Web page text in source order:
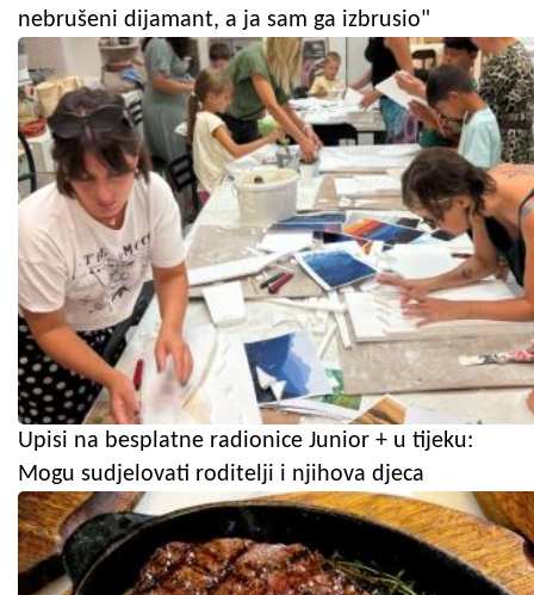
nebrušeni dijamant, a ja sam ga izbrusio"
Upisi na besplatne radionice Junior + u tijeku:
Mogu sudjelovati roditelji i njihova djeca